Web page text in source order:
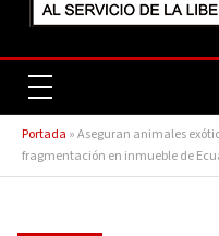
Portada »Aseguran animales
fragmentación en inmueble de